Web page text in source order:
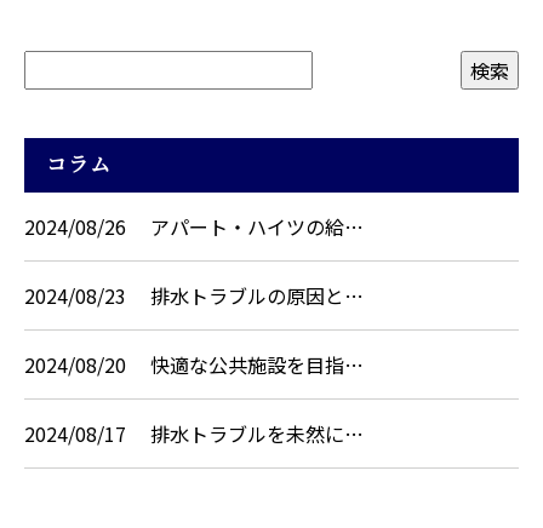
コラム
2024/08/26 アパート・ハイツの給…
2024/08/23 排水トラブルの原因と…
2024/08/20 快適な公共施設を目指…
2024/08/17 排水トラブルを未然に…